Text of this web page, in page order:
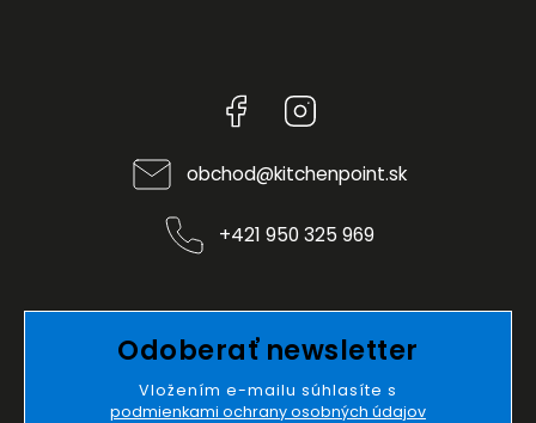
Facebook
obchod@kitchenpoint.sk
+421 950 325 969
Odoberať newsletter
Vložením e-mailu súhlasíte s
podmienkami ochrany osobných údajov